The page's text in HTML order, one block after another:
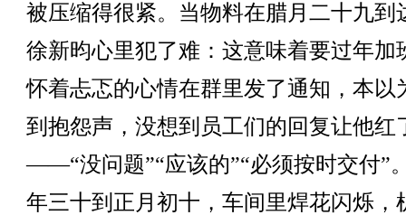
被压缩得很紧。当物料在腊月二十九到
徐新昀心里犯了难：这意味着要过年加
怀着忐忑的心情在群里发了通知，本以
到抱怨声，没想到员工们的回复让他红
——“没问题”“应该的”“必须按时交付”
年三十到正月初十，车间里焊花闪烁，